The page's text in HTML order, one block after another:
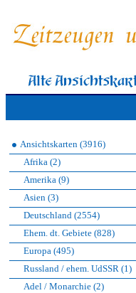
Ansichtskarten (3916)
Afrika (2)
Amerika (9)
Asien (3)
Deutschland (2554)
Ehem. dt. Gebiete (828)
Europa (495)
Russland / ehem. UdSSR (1)
Adel / Monarchie (2)